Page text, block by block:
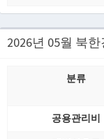
2026년 05월 북
분류
공용관리비